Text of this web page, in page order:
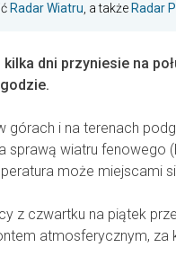
Radar Wiatru, a także Radar
kilka dni przyniesie na
górach i na terenach
sprawą wiatru fenowego
może miejscami
z czwartku na piątek
atmosferycznym, za